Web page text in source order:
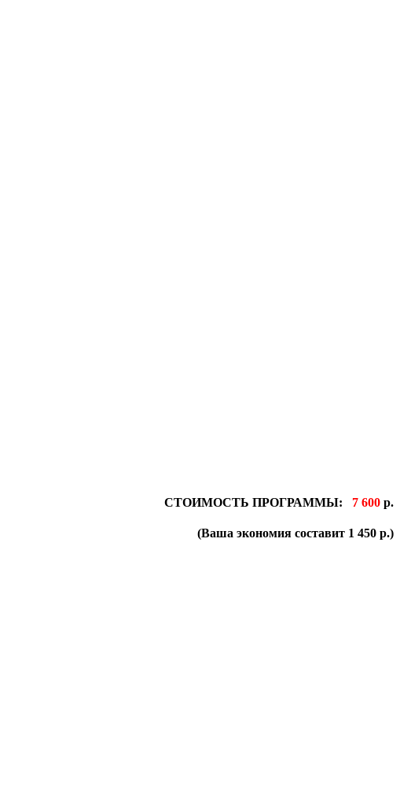
СТОИМОСТЬ ПРОГРАММЫ: 7 600 р.
(Ваша экономия составит 1 450 р.)